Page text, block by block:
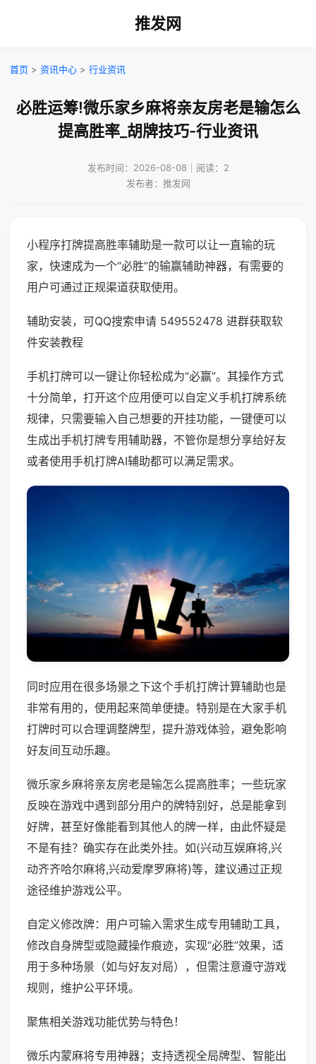
推发网
首页 > 资讯中心 > 行业资讯
必胜运筹!微乐家乡麻将亲友房老是输怎么
提高胜率_胡牌技巧-行业资讯
发布时间：2026-08-08｜阅读：2
发布者：推发网
小程序打牌提高胜率辅助是一款可以让一直输的玩
家，快速成为一个“必胜”的输赢辅助神器，有需要的
用户可通过正规渠道获取使用。
辅助安装，可QQ搜索申请 549552478 进群获取软
件安装教程
手机打牌可以一键让你轻松成为“必赢”。其操作方式
十分简单，打开这个应用便可以自定义手机打牌系统
规律，只需要输入自己想要的开挂功能，一键便可以
生成出手机打牌专用辅助器，不管你是想分享给好友
或者使用手机打牌AI辅助都可以满足需求。
同时应用在很多场景之下这个手机打牌计算辅助也是
非常有用的，使用起来简单便捷。特别是在大家手机
打牌时可以合理调整牌型，提升游戏体验，避免影响
好友间互动乐趣。
微乐家乡麻将亲友房老是输怎么提高胜率；一些玩家
反映在游戏中遇到部分用户的牌特别好，总是能拿到
好牌，甚至好像能看到其他人的牌一样，由此怀疑是
不是有挂？确实存在此类外挂。如(兴动互娱麻将,兴
动齐齐哈尔麻将,兴动爱摩罗麻将)等，建议通过正规
途径维护游戏公平。
自定义修改牌：用户可输入需求生成专用辅助工具，
修改自身牌型或隐藏操作痕迹，实现“必胜”效果，适
用于多种场景（如与好友对局），但需注意遵守游戏
规则，维护公平环境。
聚焦相关游戏功能优势与特色！
微乐内蒙麻将专用神器；支持透视全局牌型、智能出